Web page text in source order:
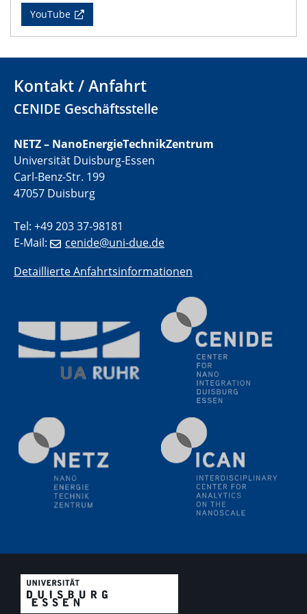
CENIDE Mitgliederversammlung
Physikalisches Kolloquium
29.05.2024
Physikalisches Kolloquium
04.06.2024
SFB 1242 Kolloquium
05.06.2024
Antrittsvorlesung
SFB/TRR 270 Kolloquium
11.06.2024
SFB 1242 Kolloquium
"Transient core-hole screening in photoexcited ZnO
investigated by time-resolved X-ray absorption
12.06.2024
GDCh Kolloquium
Festkolloquium Verleihung des Zellner-
Wissenschaftspreises Preisträgerin: Dr. Viktorija
Glembockyté Ludwig-Maximilians-Universität München
UDE4future Ringvorlesung
YouTube
Kontakt / Anfahrt
CENIDE Geschäftsstelle
NETZ – NanoEnergieTechnikZentrum
Universität Duisburg-Essen
Carl-Benz-Str. 199
47057 Duisburg
Tel: +49 203 37-98181
E-Mail:
cenide@uni-due.de
Detaillierte Anfahrtsinformationen